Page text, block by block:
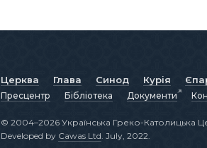
Церква Глава Синод Курія
Пресцентр Бібліотека Документи
© 2004–2026 Українська Греко-Католицька
Developed by Cawas Ltd. July, 2022.